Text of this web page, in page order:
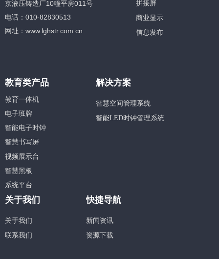
解决方案
智慧空间管理系统
智能LED时钟管理系统
教育一体机
电子班牌
智能电子时钟
智慧书写屏
视频展示台
智慧黑板
系统平台
教育类产品
拼接屏
商业显示
信息发布
京液压铸造厂10幢平房011号
电话：010-82830513
网址：www.lghstr.com.cn
关于我们
关于我们
联系我们
快捷导航
新闻资讯
资源下载